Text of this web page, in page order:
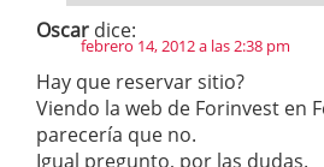
Oscar dice:
febrero 14, 2012 a las 2:38 pm
Hay que reservar sitio?
Viendo la web de Forinvest en
parecería que no.
Igual pregunto, por las dudas.